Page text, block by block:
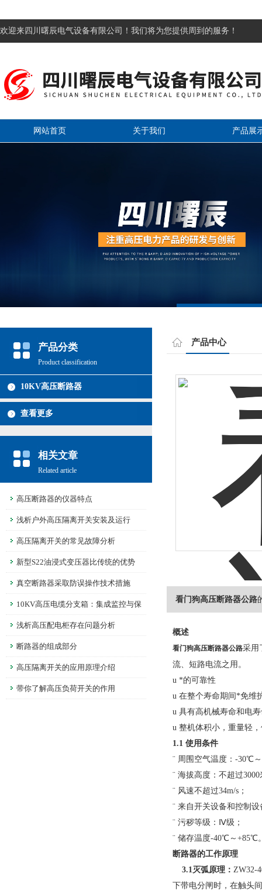
欢迎来四川曙辰电气设备有限公司！我们将为您提供周到的服务！
网站首页 关于我们 产品展
产品分类
Product classification
10KV高压断路器
查看更多
相关文章
Related article
高压断路器的仪器特点
浅析户外高压隔离开关安装及运行
高压隔离开关的常见故障分析
新型S22油浸式变压器比传统的优势
真空断路器采取防误操作技术措施
10KV高压电缆分支箱：集成监控与保
护，提升电网运行可靠性
浅析高压配电柜存在问题分析
断路器的组成部分
高压隔离开关的应用原理介绍
带你了解高压负荷开关的作用
产品中心
看门狗高压断路器公路
概述
看门狗高压断路器公路采用
流、短路电流之用。
u *的可靠性
u 在整个寿命期间*免维
u 具有高机械寿命和电
u 整机体积小，重量轻
1.1 使用条件
¨ 周围空气温度：-30℃
¨ 海拔高度：不超过3000
¨ 风速不超过34m/s；
¨ 来自开关设备和控制
¨ 污秽等级：Ⅳ级；
¨ 储存温度-40℃～+85℃
断路器的工作原理
3.1灭弧原理： ZW32-
下带电分闸时，在触头